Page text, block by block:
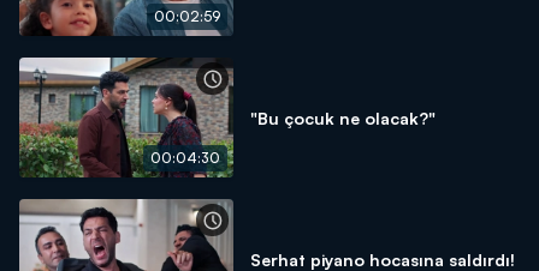
00:02:59
00:04:30
"Bu çocuk ne olacak?"
Serhat piyano hocasına saldırdı!